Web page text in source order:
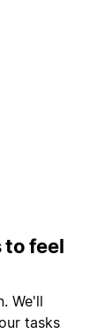
to feel
We'll
tasks